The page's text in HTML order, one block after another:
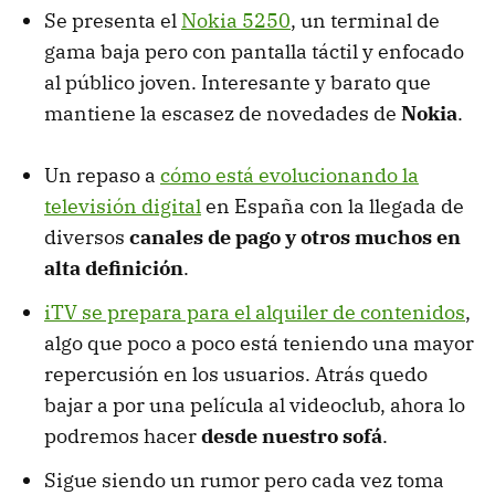
Se presenta el Nokia 5250, un terminal de
gama baja pero con pantalla táctil y enfocado
al público joven. Interesante y barato que
mantiene la escasez de novedades de Nokia.
Un repaso a cómo está evolucionando la
televisión digital en España con la llegada de
diversos canales de pago y otros muchos en
alta definición.
iTV se prepara para el alquiler de contenidos,
algo que poco a poco está teniendo una mayor
repercusión en los usuarios. Atrás quedo
bajar a por una película al videoclub, ahora lo
podremos hacerdesde nuestro sofá.
Sigue siendo un rumor pero cada vez toma